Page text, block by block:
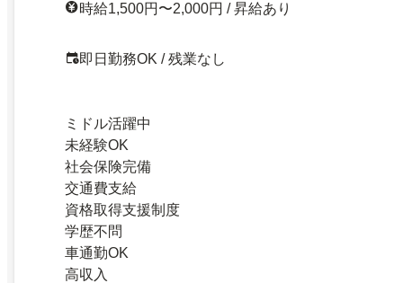
時給1,500円〜2,000円 / 昇給あり
即日勤務OK / 残業なし
ミドル活躍中
未経験OK
社会保険完備
交通費支給
資格取得支援制度
学歴不問
車通勤OK
高収入